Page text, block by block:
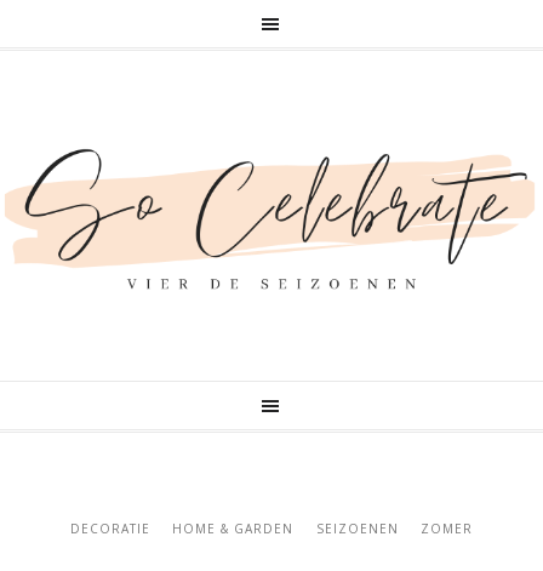
DECORATIE HOME & GARDEN SEIZOENEN ZOMER